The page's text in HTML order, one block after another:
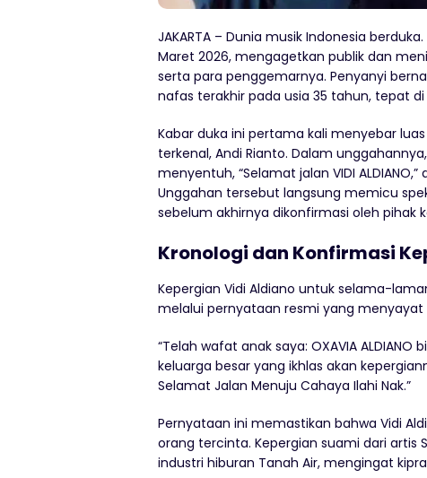
JAKARTA – Dunia musik Indonesia
Maret 2026, mengagetkan publik dan
serta para penggemarnya. Penyanyi
nafas terakhir pada usia 35 tahun, tepat
Kabar duka ini pertama kali menyebar
terkenal, Andi Rianto. Dalam
menyentuh, “Selamat jalan VIDI
Unggahan tersebut langsung memicu
sebelum akhirnya dikonfirmasi oleh pihak
Kronologi dan Konfirmasi
Kepergian Vidi Aldiano untuk selama-
melalui pernyataan resmi yang
“Telah wafat anak saya: OXAVIA ALDIANO
keluarga besar yang ikhlas akan
Selamat Jalan Menuju Cahaya Ilahi Nak.”
Pernyataan ini memastikan bahwa Vidi
orang tercinta. Kepergian suami dari artis
industri hiburan Tanah Air, mengingat